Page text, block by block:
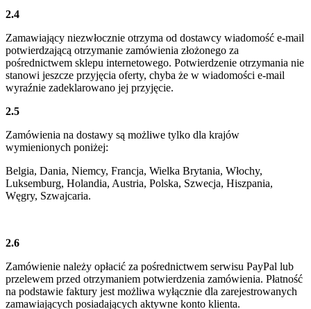
2.4
Zamawiający niezwłocznie otrzyma od dostawcy wiadomość e-mail
potwierdzającą otrzymanie zamówienia złożonego za
pośrednictwem sklepu internetowego. Potwierdzenie otrzymania nie
stanowi jeszcze przyjęcia oferty, chyba że w wiadomości e-mail
wyraźnie zadeklarowano jej przyjęcie.
2.5
Zamówienia na dostawy są możliwe tylko dla krajów
wymienionych poniżej:
Belgia, Dania, Niemcy, Francja, Wielka Brytania, Włochy,
Luksemburg, Holandia, Austria, Polska, Szwecja, Hiszpania,
Węgry, Szwajcaria.
2.6
Zamówienie należy opłacić za pośrednictwem serwisu PayPal lub
przelewem przed otrzymaniem potwierdzenia zamówienia. Płatność
na podstawie faktury jest możliwa wyłącznie dla zarejestrowanych
zamawiających posiadających aktywne konto klienta.